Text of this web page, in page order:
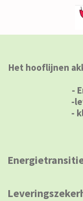
Het hooflijnen
-
-
-